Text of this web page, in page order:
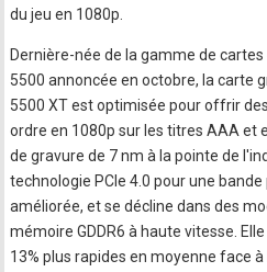
du jeu en 1080p.
Dernière-née de la gamme de
5500 annoncée en octobre, la carte
5500 XT est optimisée pour offrir
ordre en 1080p sur les titres AAA et
de gravure de 7 nm à la pointe de
technologie PCIe 4.0 pour une
améliorée, et se décline dans des
mémoire GDDR6 à haute vitesse.
13% plus rapides en moyenne face